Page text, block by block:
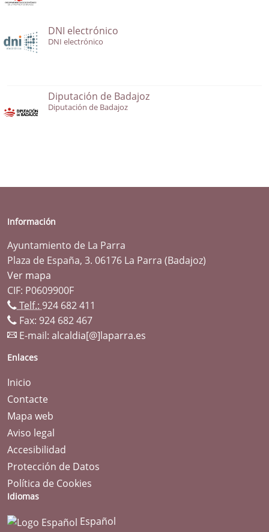
DNI electrónico
DNI electrónico
Diputación de Badajoz
Diputación de Badajoz
Información
Ayuntamiento de La Parra
Plaza de España, 3. 06176 La Parra (Badajoz)
Ver mapa
CIF: P0609900F
Telf.: 924 682 411
Fax: 924 682 467
E-mail: alcaldia[@]laparra.es
Enlaces
Inicio
Contacte
Mapa web
Aviso legal
Accesibilidad
Protección de Datos
Política de Cookies
Idiomas
Español